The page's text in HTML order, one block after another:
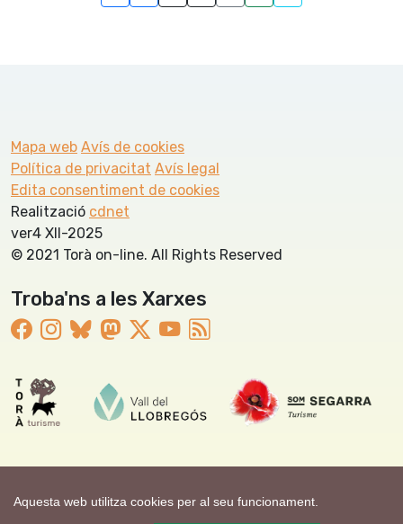
Aquesta web utilitza cookies per al seu funcionament.
Mapa web Avís de cookies
Política de privacitat Avís legal
Edita consentiment de cookies
Realització cdnet
ver4 XII-2025
© 2021 Torà on-line. All Rights Reserved
Troba'ns a les Xarxes